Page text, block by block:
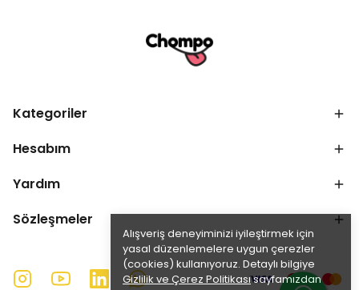
Alışveriş deneyiminizi iyileştirmek için
yasal düzenlemelere uygun çerezler
(cookies) kullanıyoruz. Detaylı bilgiye
Gizlilik ve Çerez Politikasısayfamızdan
Kategoriler
Hesabım
Yardım
Sözleşmeler